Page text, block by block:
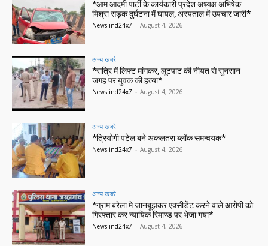
*आम आदमी पार्टी के कार्यकारी प्रदेश अध्यक्ष अभिषेक
मिश्रा सड़क दुर्घटना में घायल, अस्पताल में उपचार जारी*
News ind24x7 - August 4, 2026
अन्य खबरे
*रात्रि में लिफ्ट मांगकर, लूटपाट की नीयत से सुनसान
जगह पर युवक की हत्या*
News ind24x7 - August 4, 2026
अन्य खबरे
*त्रियोगी पटेल बने अकलतरा ब्लॉक समन्वयक*
News ind24x7 - August 4, 2026
अन्य खबरे
*ग्राम बरेला मे जानबूझकर एक्सीडेंट करने वाले आरोपी को
गिरफ्तार कर न्यायिक रिमाण्ड पर भेजा गया*
News ind24x7 - August 4, 2026